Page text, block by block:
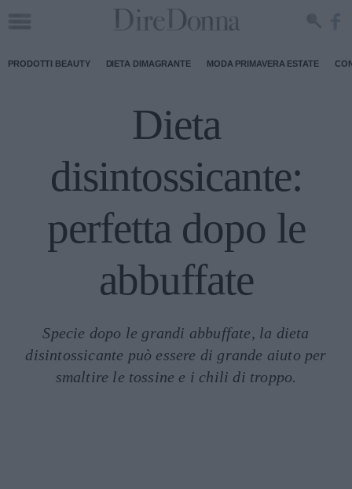
PRODOTTI BEAUTY DIETA DIMAGRANTE MODA PRIMAVERA ESTATE
Dieta
disintossicante:
perfetta dopo le
abbuffate
Specie dopo le grandi abbuffate, la dieta
disintossicante può essere di grande aiuto per
smaltire le tossine e i chili di troppo.